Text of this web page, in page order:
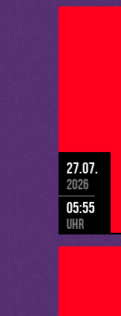
27.07.
2026
05:55
Uhr